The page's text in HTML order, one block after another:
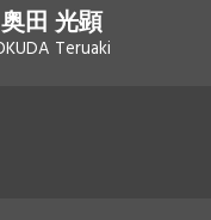
奥田 光顕
OKUDA Teruaki